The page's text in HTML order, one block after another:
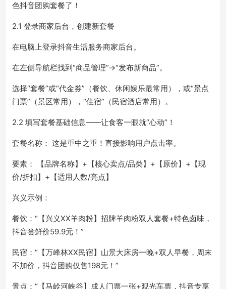
色抖音团购套餐了！
2.1 登录商家后台，创建新套餐
在电脑上登录抖音生活服务商家后台。
在左侧导航栏找到“商品管理”->“发布新商品”。
选择“套餐”或“代金券”（餐饮、休闲娱乐最常用），或“景点
门票”（景区常用），“住宿”（民宿酒店常用）。
2.2 填写套餐基础信息——让食客一眼就“心动”！
套餐名称： 这是重中之重！直接影响用户点击率。
要素： 【品牌名称】+【核心卖点/品类】+【原价】+【现
价/折扣】+【适用人数/亮点】
兴义示例：
餐饮：“【兴义XX羊肉粉】招牌羊肉粉双人套餐+特色卤味，
抖音尝鲜价59.9元！”
民宿：“【万峰林XX民宿】山景大床房一晚+双人早餐，周末
不加价，抖音团购仅售198元！”
景点：“【马岭河峡谷】成人门票一张+观光车票，抖音专享